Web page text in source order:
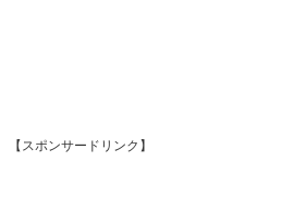
【スポンサードリンク】